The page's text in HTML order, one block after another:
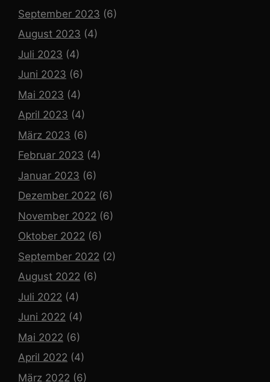
September 2023 (6)
August 2023 (4)
Juli 2023 (4)
Juni 2023 (6)
Mai 2023 (4)
April 2023 (4)
März 2023 (6)
Februar 2023 (4)
Januar 2023 (6)
Dezember 2022 (6)
November 2022 (6)
Oktober 2022 (6)
September 2022 (2)
August 2022 (6)
Juli 2022 (4)
Juni 2022 (4)
Mai 2022 (6)
April 2022 (4)
März 2022 (6)